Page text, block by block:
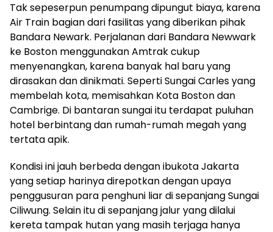
Tak sepeserpun penumpang dipungut biaya, karena
Air Train bagian dari fasilitas yang diberikan pihak
Bandara Newark. Perjalanan dari Bandara Newwark
ke Boston menggunakan Amtrak cukup
menyenangkan, karena banyak hal baru yang
dirasakan dan dinikmati. Seperti Sungai Carles yang
membelah kota, memisahkan Kota Boston dan
Cambrige. Di bantaran sungai itu terdapat puluhan
hotel berbintang dan rumah-rumah megah yang
tertata apik.
Kondisi ini jauh berbeda dengan ibukota Jakarta
yang setiap harinya direpotkan dengan upaya
penggusuran para penghuni liar di sepanjang Sungai
Ciliwung. Selain itu di sepanjang jalur yang dilalui
kereta tampak hutan yang masih terjaga hanya